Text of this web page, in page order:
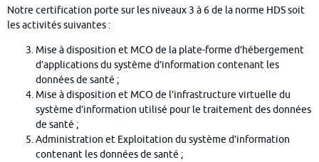
Notre certification porte sur les niveaux 3 à 6 de la norme HDS soit
les activités suivantes :
Mise à disposition et MCO de la plate-forme d’hébergement
d’applications du système d’information contenant les
données de santé ;
Mise à disposition et MCO de l’infrastructure virtuelle du
système d’information utilisé pour le traitement des données
de santé ;
Administration et Exploitation du système d’information
contenant les données de santé ;